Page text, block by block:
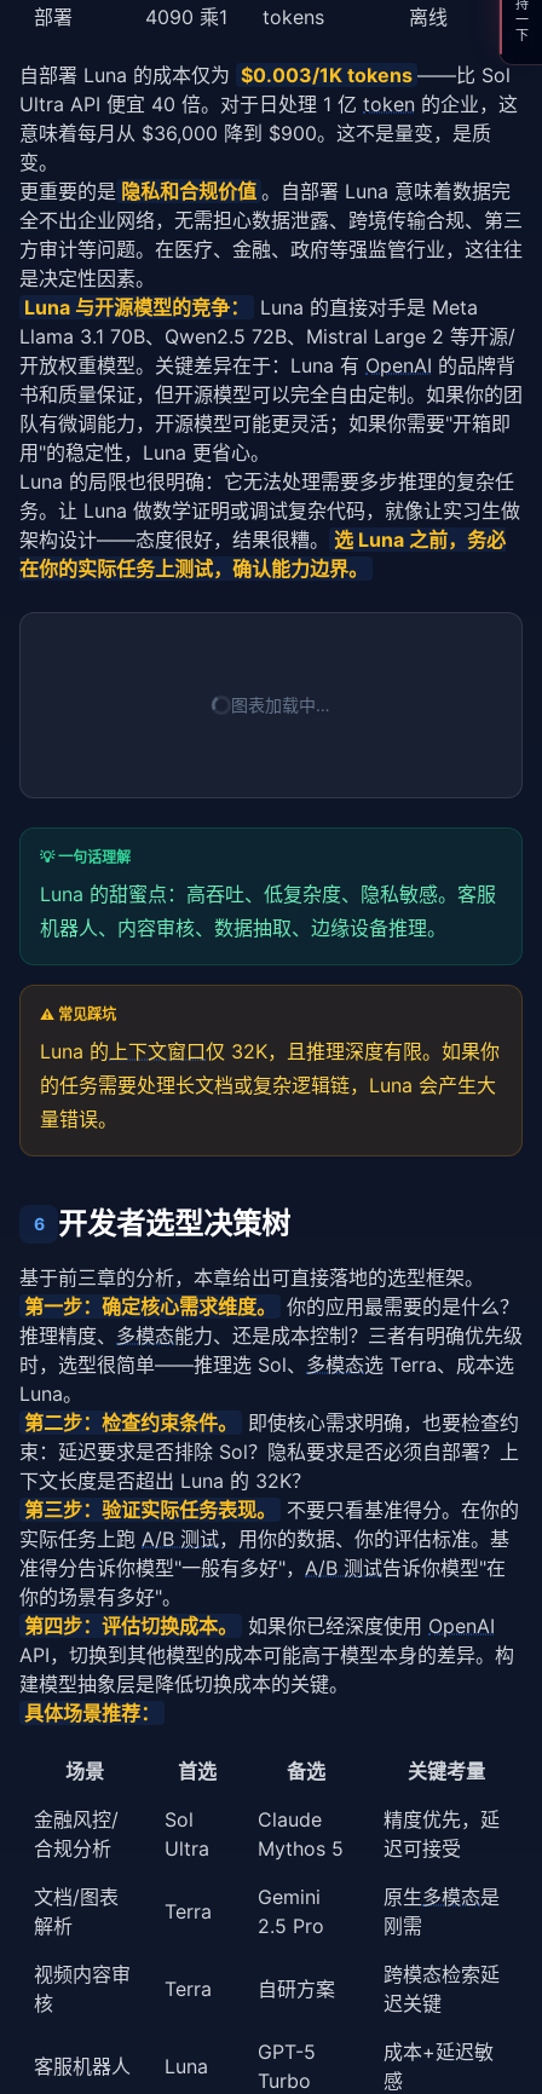
部署 4090 乘1 tokens 离线
自部署 Luna 的成本仅为 $0.003/1K tokens ——比 Sol
Ultra API 便宜 40 倍。对于日处理 1 亿 token 的企业，这
意味着每月从 $36,000 降到 $900。这不是量变，是质
变。
更重要的是 隐私和合规价值 。自部署 Luna 意味着数据完
全不出企业网络，无需担心数据泄露、跨境传输合规、第三
方审计等问题。在医疗、金融、政府等强监管行业，这往往
是决定性因素。
Luna 与开源模型的竞争：
Luna 的直接对手是 Meta
Llama 3.1 70B、Qwen2.5 72B、Mistral Large 2 等开源/
开放权重模型。关键差异在于：Luna 有 OpenAI 的品牌背
书和质量保证，但开源模型可以完全自由定制。如果你的团
队有微调能力，开源模型可能更灵活；如果你需要"开箱即
用"的稳定性，Luna 更省心。
Luna 的局限也很明确：它无法处理需要多步推理的复杂任
务。让 Luna 做数学证明或调试复杂代码，就像让实习生做
架构设计——态度很好，结果很糟。
选 Luna 之前，务必
在你的实际任务上测试，确认能力边界。
图表加载中…
💡 一句话理解
Luna 的甜蜜点：高吞吐、低复杂度、隐私敏感。客服
机器人、内容审核、数据抽取、边缘设备推理。
⚠️ 常见踩坑
Luna 的上下文窗口仅 32K，且推理深度有限。如果你
的任务需要处理长文档或复杂逻辑链，Luna 会产生大
量错误。
6 开发者选型决策树
基于前三章的分析，本章给出可直接落地的选型框架。
第一步：确定核心需求维度。
你的应用最需要的是什么？
推理精度、 多模态能力、还是成本控制？三者有明确优先级
时，选型很简单——推理选 Sol、 多模态选 Terra、成本选
Luna。
第二步：检查约束条件。
即使核心需求明确，也要检查约
束：延迟要求是否排除 Sol？隐私要求是否必须自部署？上
下文长度是否超出 Luna 的 32K？
第三步：验证实际任务表现。
不要只看基准得分。在你的
实际任务上跑 A/B 测试，用你的数据、你的评估标准。基
准得分告诉你模型"一般有多好"， A/B 测试告诉你模型"在
你的场景有多好"。
第四步：评估切换成本。
如果你已经深度使用 OpenAI
API，切换到其他模型的成本可能高于模型本身的差异。构
建模型抽象层是降低切换成本的关键。
具体场景推荐：
场景 首选 备选
关键考量
金融风控/
合规分析
Sol
Ultra
Claude
Mythos 5
精度优先，延
迟可接受
文档/图表
解析
Terra
Gemini
2.5 Pro
原生多模态是
刚需
视频内容审
核
Terra 自研方案
跨模态检索延
迟关键
客服机器人 Luna
GPT-5
Turbo
成本+延迟敏
感